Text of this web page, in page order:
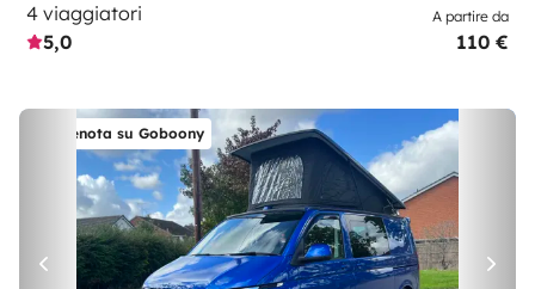
4 viaggiatori
5,0
A partire da
110 €
Prenota su Goboony